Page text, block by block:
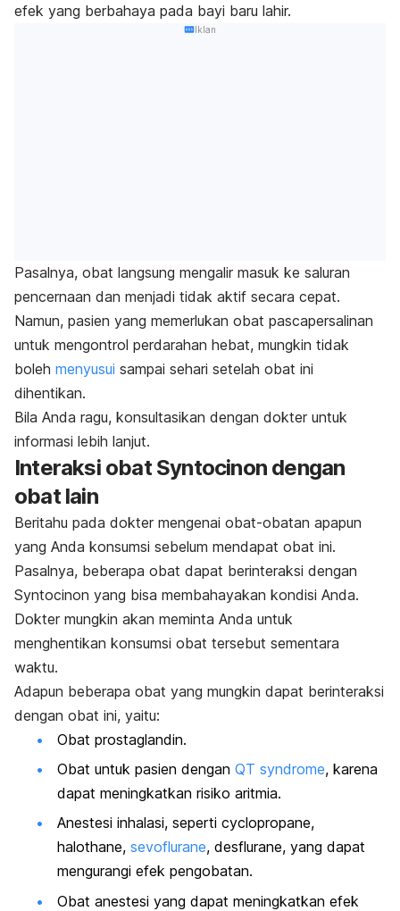
efek yang berbahaya pada bayi baru lahir.
Iklan
Pasalnya, obat langsung mengalir masuk ke saluran
pencernaan dan menjadi tidak aktif secara cepat.
Namun, pasien yang memerlukan obat pascapersalinan
untuk mengontrol perdarahan hebat, mungkin tidak
boleh menyusui sampai sehari setelah obat ini
dihentikan.
Bila Anda ragu, konsultasikan dengan dokter untuk
informasi lebih lanjut.
Interaksi obat Syntocinon dengan
obat lain
Beritahu pada dokter mengenai obat-obatan apapun
yang Anda konsumsi sebelum mendapat obat ini.
Pasalnya, beberapa obat dapat berinteraksi dengan
Syntocinon yang bisa membahayakan kondisi Anda.
Dokter mungkin akan meminta Anda untuk
menghentikan konsumsi obat tersebut sementara
waktu.
Adapun beberapa obat yang mungkin dapat berinteraksi
dengan obat ini, yaitu:
Obat prostaglandin.
Obat untuk pasien dengan QT syndrome, karena
dapat meningkatkan risiko aritmia.
Anestesi inhalasi, seperti cyclopropane,
halothane, sevoflurane, desflurane, yang dapat
mengurangi efek pengobatan.
Obat anestesi yang dapat meningkatkan efek